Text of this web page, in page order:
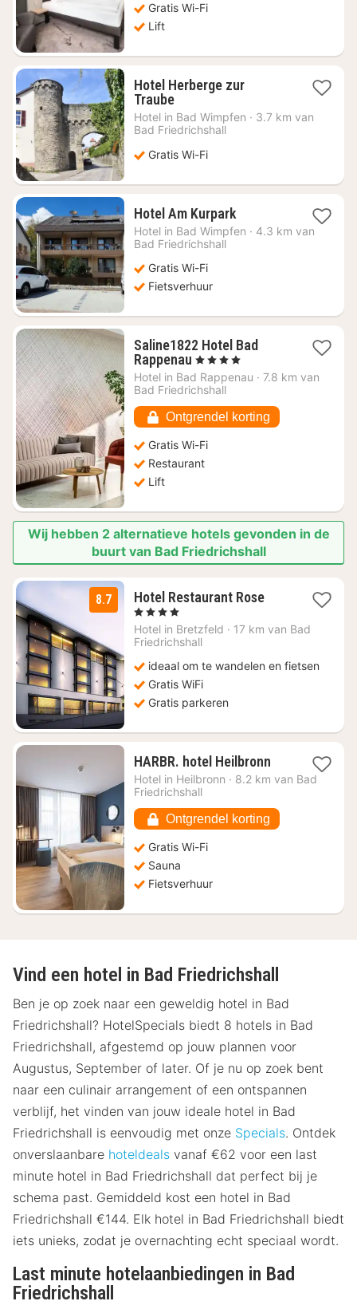
Gratis Wi-Fi
Lift
Hotel Herberge zur
Traube1
nacht
vanaf
113,08
Hotel in Bad Wimpfen · 3.7 km van
Bad Friedrichshall
Gratis Wi-Fi
Hotel Am Kurpark1
nacht
Hotel in Bad Wimpfen · 4.3 km van
Bad Friedrichshall
Gratis Wi-Fi
Fietsverhuur
Saline1822 Hotel Bad
Rappenau 1
nacht
vanaf
171,83
, 4 Sterren
Hotel in Bad Rappenau · 7.8 km van
Bad Friedrichshall
Ontgrendel korting
Gratis Wi-Fi
Restaurant
Lift
Wij hebben 2 alternatieve hotels gevonden in de
buurt van Bad Friedrichshall
8.7 Hotel Restaurant Rose3
vanaf
, 4 Sterren
Hotel in Bretzfeld · 17 km van Bad
Friedrichshall
ideaal om te wandelen en fietsen
Gratis WiFi
Gratis parkeren
HARBR. hotel Heilbronn1
nacht
67,29
Hotel in Heilbronn · 8.2 km van Bad
Friedrichshall
Ontgrendel korting
Gratis Wi-Fi
Sauna
Fietsverhuur
Vind een hotel in Bad Friedrichshall
Ben je op zoek naar een geweldig hotel in Bad
Friedrichshall? HotelSpecials biedt 8 hotels in Bad
Friedrichshall, afgestemd op jouw plannen voor
Augustus, September of later. Of je nu op zoek bent
naar een culinair arrangement of een ontspannen
verblijf, het vinden van jouw ideale hotel in Bad
Friedrichshall is eenvoudig met onze Specials. Ontdek
onverslaanbare hoteldeals vanaf €62 voor een last
minute hotel in Bad Friedrichshall dat perfect bij je
schema past. Gemiddeld kost een hotel in Bad
Friedrichshall €144. Elk hotel in Bad Friedrichshall biedt
iets unieks, zodat je overnachting echt speciaal wordt.
Last minute hotelaanbiedingen in Bad
Friedrichshall